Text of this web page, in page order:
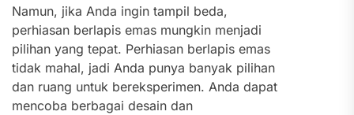
Namun, jika Anda ingin tampil beda,
perhiasan berlapis emas mungkin menjadi
pilihan yang tepat. Perhiasan berlapis emas
tidak mahal, jadi Anda punya banyak pilihan
dan ruang untuk bereksperimen. Anda dapat
mencoba berbagai desain dan